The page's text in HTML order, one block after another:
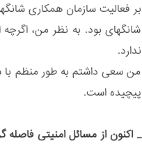
بر فعالیت سازمان همکاری
شانگهای بود. به نظر من،
ندارد.
من سعی داشتم به طور منظم با
پیچیده است.
_ اکنون از مسائل امنیتی